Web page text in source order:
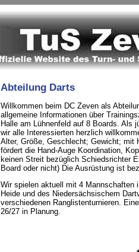
Abteilung Darts
Willkommen beim DC Zeven als
allgemeine Informationen über
Halle am Lühnenfeld auf 8 Boards. Als
wir alle Interessierten herzlich
Alter, Größe, Geschlecht; Gewicht; mit
fördert die Hand-Auge Koordination,
keinen Streit bezüglich Schiedsrichter
Board oder nicht) Die Ausrüstung ist
Wir spielen aktuell mit 4 Mannschaften
Heide und des Niedersächsischem
verschiedenen Ranglistenturnieren.
26/27 in Planung.